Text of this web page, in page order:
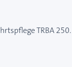
TRBA 250.